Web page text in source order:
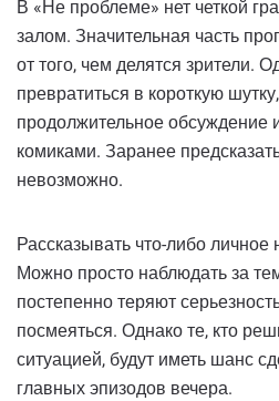
В «Не проблеме» нет четкой
залом. Значительная часть
от того, чем делятся зрители.
превратиться в короткую
продолжительное обсуждение
комиками. Заранее
невозможно.
Рассказывать что-либо личное
Можно просто наблюдать за
постепенно теряют
посмеяться. Однако те, кто
ситуацией, будут иметь шанс
главных эпизодов вечера.